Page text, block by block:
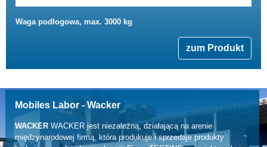
Waga podłogowa, max. 3000 kg
zum Produkt
Mobiles Labor - Wacker
WACKERWACKER jest niezależną, działającą na arenie
międzynarodowej firmą, która produkuje i sprzedaje produkty